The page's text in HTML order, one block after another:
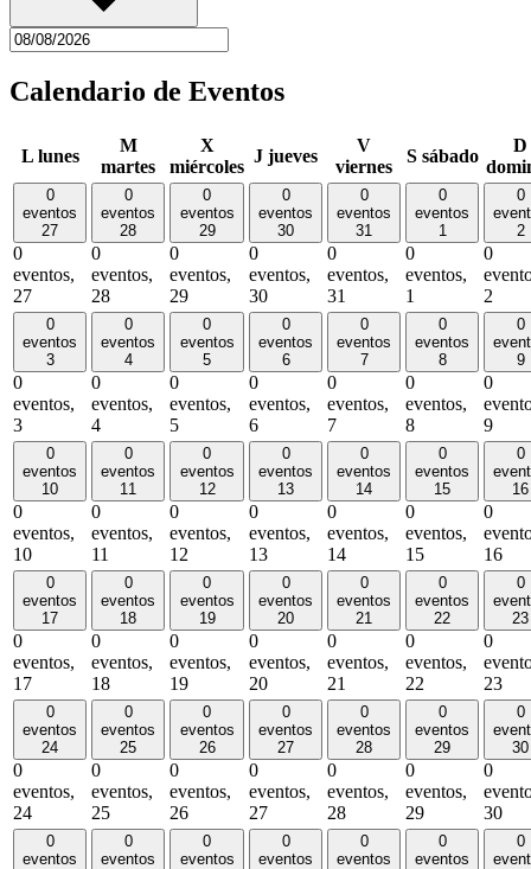
Calendario de Eventos
L lunes
M
martes
X
miércoles
J jueves
V
viernes
S sábado
D
0
eventos
27
0
eventos,
27
0
eventos
28
0
eventos,
28
0
eventos
29
0
eventos,
29
0
eventos
30
0
eventos,
30
0
eventos
31
0
eventos,
31
0
eventos
1
0
eventos,
1
0
2
0
2
0
eventos
3
0
eventos,
3
0
eventos
4
0
eventos,
4
0
eventos
5
0
eventos,
5
0
eventos
6
0
eventos,
6
0
eventos
7
0
eventos,
7
0
eventos
8
0
eventos,
8
0
9
0
9
0
eventos
10
0
eventos,
10
0
eventos
11
0
eventos,
11
0
eventos
12
0
eventos,
12
0
eventos
13
0
eventos,
13
0
eventos
14
0
eventos,
14
0
eventos
15
0
eventos,
15
0
16
0
16
0
eventos
17
0
eventos,
17
0
eventos
18
0
eventos,
18
0
eventos
19
0
eventos,
19
0
eventos
20
0
eventos,
20
0
eventos
21
0
eventos,
21
0
eventos
22
0
eventos,
22
0
23
0
23
0
eventos
24
0
eventos,
24
0
eventos
25
0
eventos,
25
0
eventos
26
0
eventos,
26
0
eventos
27
0
eventos,
27
0
eventos
28
0
eventos,
28
0
eventos
29
0
eventos,
29
0
30
0
30
0
eventos
0
eventos
0
eventos
0
eventos
0
eventos
0
eventos
0